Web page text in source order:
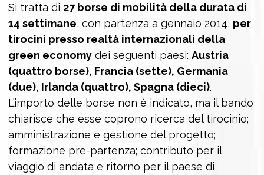
Si tratta di 27 borse di mobilità della durata di
14 settimane, con partenza a gennaio 2014, per
tirocini presso realtà internazionali della
green economydei seguenti paesi: Austria
(quattro borse), Francia (sette), Germania
(due), Irlanda (quattro), Spagna (dieci).
L’importo delle borse non è indicato, ma il bando
chiarisce che esse coprono ricerca del tirocinio;
amministrazione e gestione del progetto;
formazione pre-partenza; contributo per il
viaggio di andata e ritorno per il paese di